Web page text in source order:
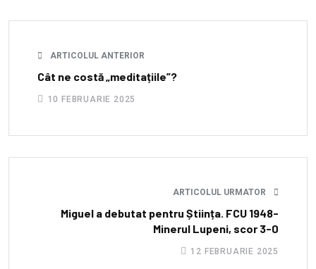
ARTICOLUL ANTERIOR
Cât ne costă „meditațiile”?
10 FEBRUARIE 2025
ARTICOLUL URMATOR
Miguel a debutat pentru Știința. FCU 1948-
Minerul Lupeni, scor 3-0
12 FEBRUARIE 2025